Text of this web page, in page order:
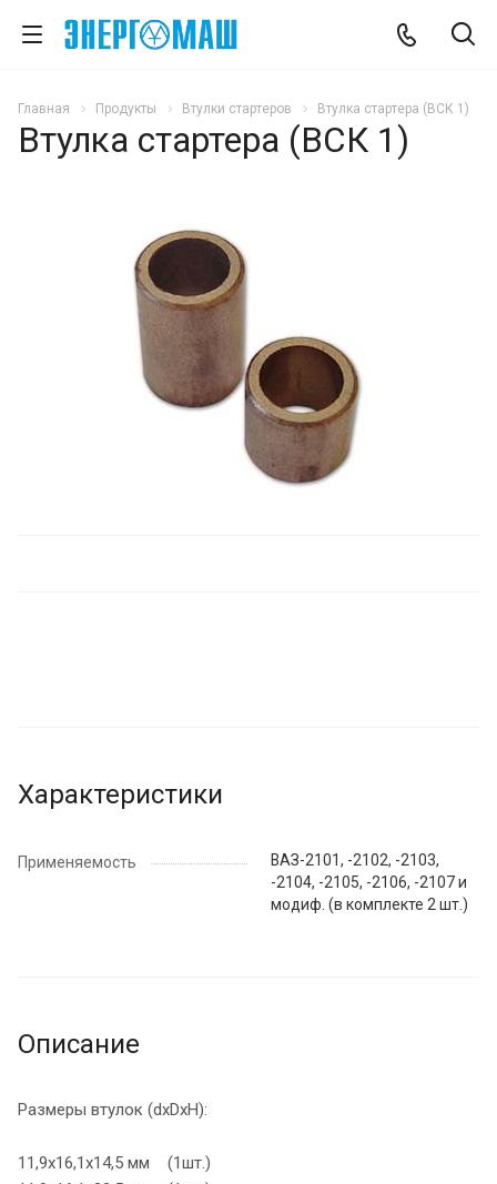
Главная Продукты Втулки стартеров Втулка стартера (ВСК 1)
Втулка стартера (ВСК 1)
Характеристики
Применяемость
ВАЗ-2101, -2102, -2103,
-2104, -2105, -2106, -2107 и
модиф. (в комплекте 2 шт.)
Описание
Размеры втулок (dxDxH):
11,9х16,1х14,5 мм (1шт.)